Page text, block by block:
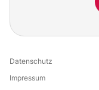
Datenschutz
Impressum